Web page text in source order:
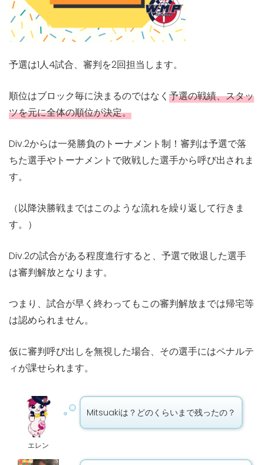
予選は1人4試合、審判を2回担当します。
順位はブロック毎に決まるのではなく 予選の戦績、スタッ
ツを元に全体の順位が決定。
Div.2からは一発勝負のトーナメント制！審判は予選で落
ちた選手やトーナメントで敗戦した選手から呼び出されま
す。
（以降決勝戦まではこのような流れを繰り返して行きま
す。）
Div.2の試合がある程度進行すると、予選で敗退した選手
は審判解放となります。
つまり、試合が早く終わってもこの審判解放までは帰宅等
は認められません。
仮に審判呼び出しを無視した場合、その選手にはペナルテ
ィが課せられます。
エレン
Mitsuakiは？どのくらいまで残ったの？